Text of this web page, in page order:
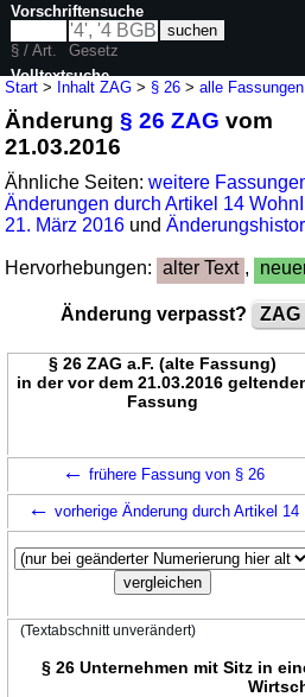
Start > Inhalt ZAG > § 26 >alle Fassungen
Änderung§ 26 ZAG vom
21.03.2016
Ähnliche Seiten:weitere
Änderungen durch Artikel 14
21. März 2016 und
Hervorhebungen: alter Text ,
Änderung verpasst?
§ 26 ZAG a.F. (alte Fassung)
in der vor dem 21.03.2016
Fassung
← frühere Fassung von § 26
← vorherige Änderung durch Artikel 14
(Textabschnitt unverändert)
§ 26 Unternehmen mit Sitz in
Vorschriftensuche
§ / Art.
Gesetz
Volltextsuche
nur in ZAG